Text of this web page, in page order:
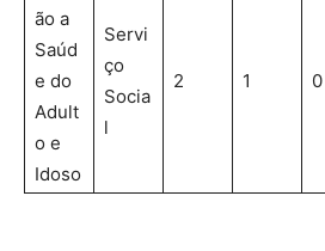
ão a
Saúd
e do
Adult
o e
Idoso
Servi
ço
Socia
l
2 1 0